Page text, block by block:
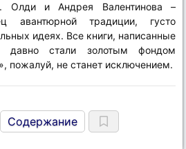
и Андрея Валентинова –
авантюрной традиции, густо
идеях. Все книги, написанные
давно стали золотым фондом
пожалуй, не станет исключением.
Содержание